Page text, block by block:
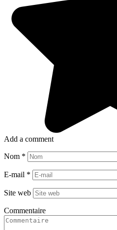
Add a comment
Nom *
E-mail *
Site web
Commentaire